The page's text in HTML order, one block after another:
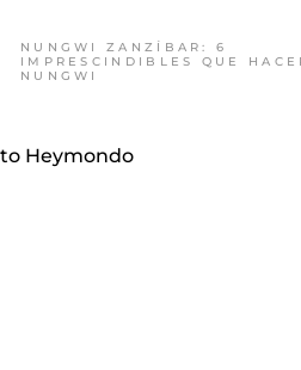
NUNGWI ZANZÍBAR: 6
IMPRESCINDIBLES QUE
NUNGWI